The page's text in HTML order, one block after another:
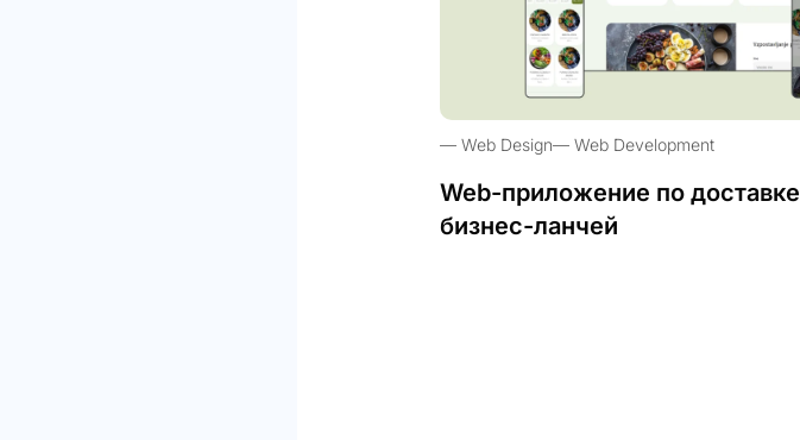
Web Design Web Development
Web-приложение по доставке
бизнес-ланчей